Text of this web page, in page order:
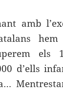
amb
els
d’ells